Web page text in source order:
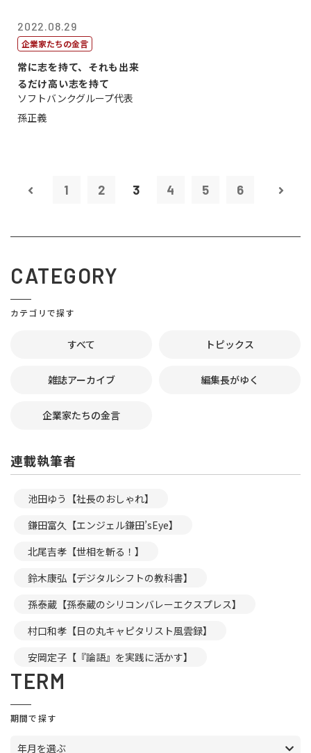
2022.08.29
企業家たちの金言
常に志を持て、それも出来
るだけ高い志を持て
ソフトバンクグループ代表
孫正義
1 2 3 4 5 6
CATEGORY
カテゴリで探す
すべて トピックス
雑誌アーカイブ 編集長がゆく
企業家たちの金言
連載執筆者
池田ゆう【社長のおしゃれ】
鎌田富久【エンジェル鎌田’sEye】
北尾吉孝【世相を斬る！】
鈴木康弘【デジタルシフトの教科書】
孫泰蔵【孫泰蔵のシリコンバレーエクスプレス】
村口和孝【日の丸キャピタリスト風雲録】
安岡定子【『論語』を実践に活かす】
TERM
期間で探す
年月を選ぶ